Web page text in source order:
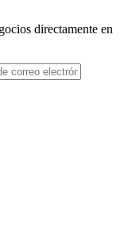
directamente en